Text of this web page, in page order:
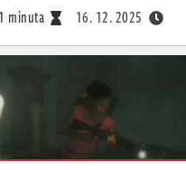
1 minuta 16. 12. 2025